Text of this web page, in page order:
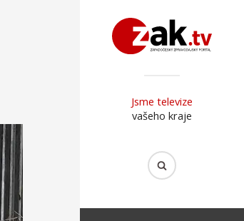
Jsme televize
vašeho kraje